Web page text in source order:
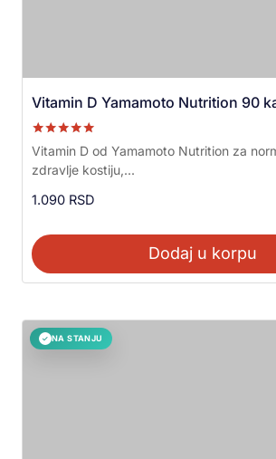
Vitamin D Yamamoto Nutrition 90
Ocenjeno sa
5.00
od 5
Vitamin D od Yamamoto Nutrition za
zdravlje kostiju,...
1.090 RSD
Dodaj u korpu
✓ NA STANJU